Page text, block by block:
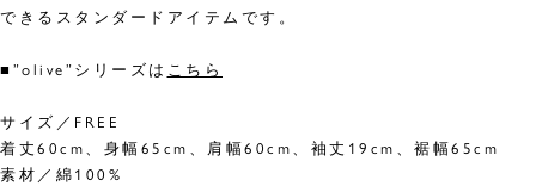
できるスタンダードアイテムです。
■”olive”シリーズは こちら
サイズ／FREE
着丈60cm、身幅65cm、肩幅60cm、袖丈19cm、裾幅65cm
素材／綿100%